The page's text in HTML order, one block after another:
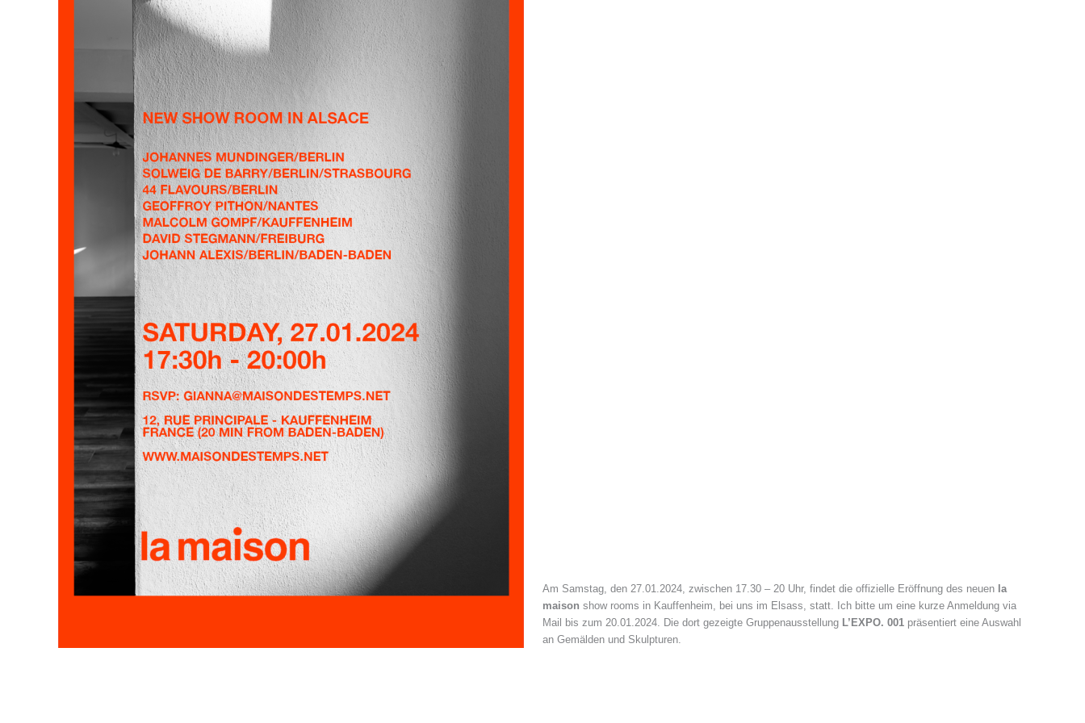
Am Samstag, den 27.01.2024, zwischen 17.30 – 20 Uhr, findet die offizielle Eröffnung des neuen la
maison show rooms in Kauffenheim, bei uns im Elsass, statt. Ich bitte um eine kurze Anmeldung via
Mail bis zum 20.01.2024. Die dort gezeigte Gruppenausstellung L’EXPO. 001 präsentiert eine Auswahl
an Gemälden und Skulpturen.